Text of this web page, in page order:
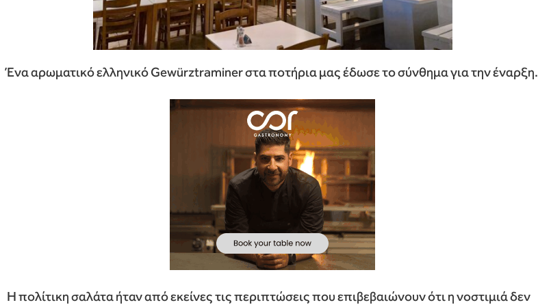
Ένα αρωματικό ελληνικό Gewürztraminer στα ποτήρια μας έδωσε το σύνθημα για την έναρξη.
Η πολίτικη σαλάτα ήταν από εκείνες τις περιπτώσεις που επιβεβαιώνουν ότι η νοστιμιά δεν